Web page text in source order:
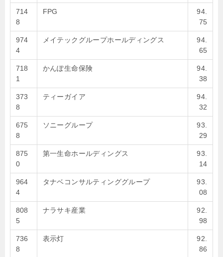
714
8
FPG
94.
75
974
4
メイテックグループホールディングス
94.
65
718
1
かんぽ生命保険
94.
38
373
8
ティーガイア
94.
32
675
8
ソニーグループ
93.
29
875
0
第一生命ホールディングス
93.
14
964
4
タナベコンサルティンググループ
93.
08
808
5
ナラサキ産業
92.
98
736
8
表示灯
92.
86